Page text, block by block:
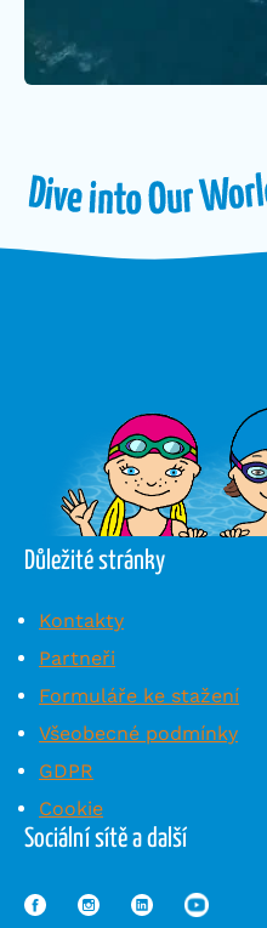
Důležité stránky
Kontakty
Partneři
Formuláře ke stažení
Všeobecné podmínky
GDPR
Cookie
Sociální sítě a další